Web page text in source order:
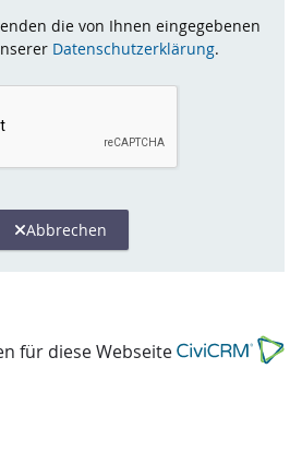
die von Ihnen eingegebenen
Datenschutzerklärung.
Abbrechen
für diese Webseite